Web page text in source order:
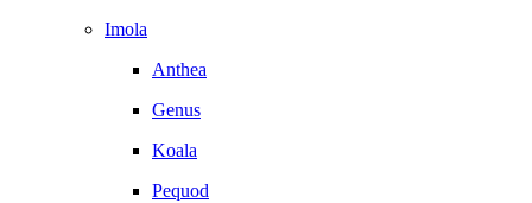
Imola
Anthea
Genus
Koala
Pequod